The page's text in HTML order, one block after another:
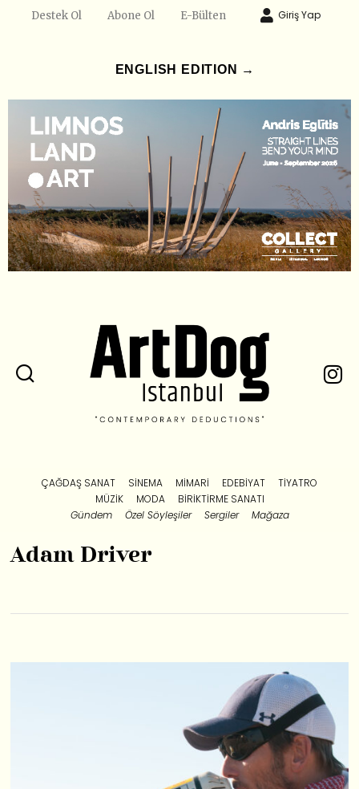
Destek Ol Abone Ol E-Bülten Giriş Yap
ENGLISH EDITION →
ÇAĞDAŞ SANAT SINEMA MIMARI EDEBIYAT
TIYATRO
MÜZIK
MODA
BIRIKTIRME SANATI
Gündem
Özel Söyleşiler Sergiler Mağaza
Adam Driver